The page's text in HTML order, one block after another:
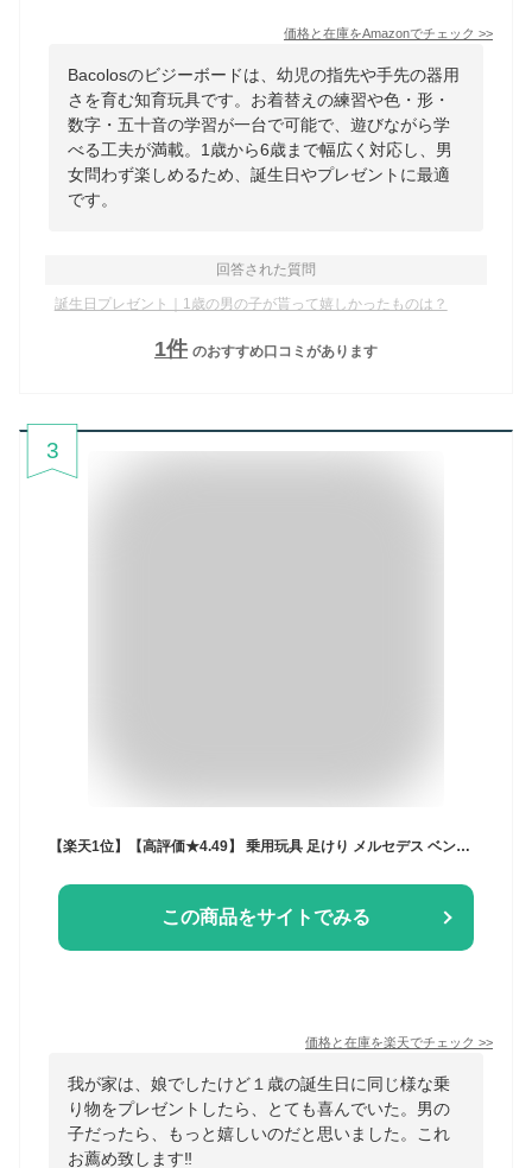
価格と在庫をAmazonでチェック >>
Bacolosのビジーボードは、幼児の指先や手先の器用
さを育む知育玩具です。お着替えの練習や色・形・
数字・五十音の学習が一台で可能で、遊びながら学
べる工夫が満載。1歳から6歳まで幅広く対応し、男
女問わず楽しめるため、誕生日やプレゼントに最適
です。
回答された質問
誕生日プレゼント｜1歳の男の子が貰って嬉しかったものは？
1件 のおすすめ口コミがあります
3
この商品をサイトでみる
価格と在庫を楽天でチェック >>
我が家は、娘でしたけど１歳の誕生日に同じ様な乗
り物をプレゼントしたら、とても喜んでいた。男の
子だったら、もっと嬉しいのだと思いました。これ
お薦め致します‼️